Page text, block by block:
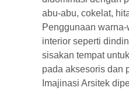
abu-abu, cokelat,
Penggunaan
interior seperti
sisakan tempat
pada aksesoris dan
Imajinasi Arsitek